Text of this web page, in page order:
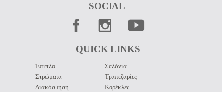
QUICK LINKS
SOCIAL
Έπιπλα
Στρώματα
Διακόσμηση
Σαλόνια
Τραπεζαρίες
Καρέκλες